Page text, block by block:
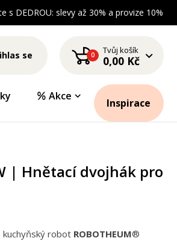
s DEDROU: slevy až 30% a provize 10%
se 0 Tvůj košík
0,00 Kč
Akce
Inspirace
| Hnětací dvojhák pro
robot ROBOTHEUM®